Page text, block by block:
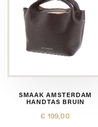
SMAAK AMSTERDAM
HANDTAS BRUIN
€ 199,00